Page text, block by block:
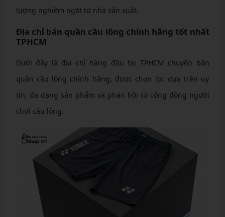
lượng nghiêm ngặt từ nhà sản xuất.
Địa chỉ bán quần cầu lông chính hãng tốt nhất
TPHCM
Dưới đây là địa chỉ hàng đầu tại TPHCM chuyên bán
quần cầu lông chính hãng, được chọn lọc dựa trên uy
tín, đa dạng sản phẩm và phản hồi từ cộng đồng người
chơi cầu lông.